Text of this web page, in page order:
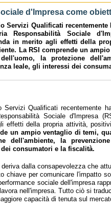
d'Impresa come
Servizi Qualificati
Responsabilità Sociale
in merito agli effetti della
La RSI comprende un
la protezione
leale, gli interessi dei
Servizi Qualificati recentemente
Sociale d'Impresa
effetti della propria attività,
un ampio ventaglio di temi,
dell'ambiente, la
consumatori e la fiscalità.
dalla consapevolezza che
chiave per comunicare l'impatto
sociale dell'impresa
nell'impresa. Tutto ciò si
capacità di tenuta sul